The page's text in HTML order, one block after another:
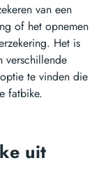
van een
of het opnemen
Het is
verschillende
te vinden die
fatbike.
uit